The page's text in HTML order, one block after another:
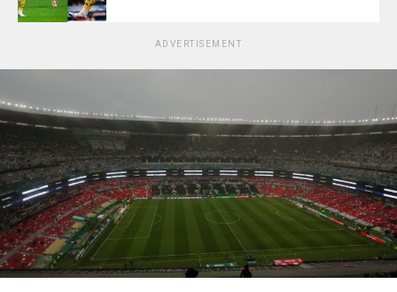
ADVERTISEMENT